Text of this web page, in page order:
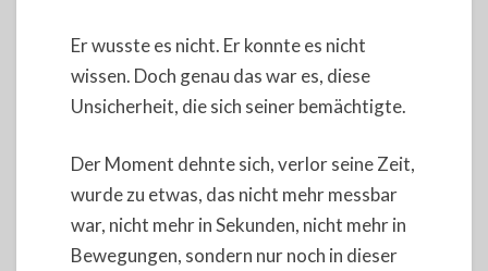
Er wusste es nicht. Er konnte es nicht
wissen. Doch genau das war es, diese
Unsicherheit, die sich seiner bemächtigte.
Der Moment dehnte sich, verlor seine Zeit,
wurde zu etwas, das nicht mehr messbar
war, nicht mehr in Sekunden, nicht mehr in
Bewegungen, sondern nur noch in dieser